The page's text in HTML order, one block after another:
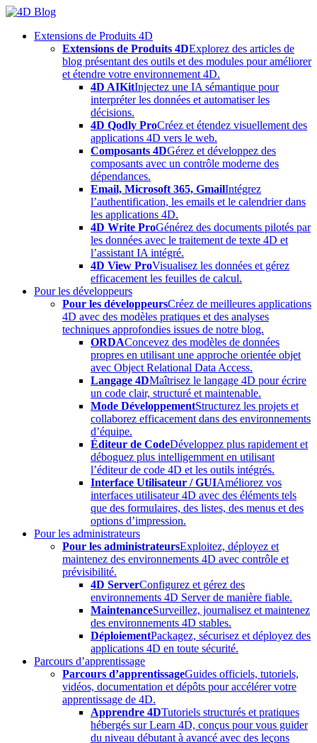
Skip
contentExtensions de Produits 4D
Extensions de Produits 4DExplorez des articles de
blog présentant des outils et des modules pour améliorer
et étendre votre environnement 4D.
4D AIKitInjectez une IA sémantique pour
interpréter les données et automatiser les
décisions.
4D Qodly ProCréez et étendez visuellement des
applications 4D vers le web.
Composants 4DGérez et développez des
composants avec un contrôle moderne des
dépendances.
Email, Microsoft 365, GmailIntégrez
l’authentification, les emails et le calendrier dans
les applications 4D.
4D Write ProGénérez des documents pilotés par
les données avec le traitement de texte 4D et
l’assistant IA intégré.
4D View ProVisualisez les données et gérez
efficacement les feuilles de calcul.
Pour les développeurs
Pour les développeursCréez de meilleures applications
4D avec des modèles pratiques et des analyses
techniques approfondies issues de notre blog.
ORDAConcevez des modèles de données
propres en utilisant une approche orientée objet
avec Object Relational Data Access.
Langage 4DMaîtrisez le langage 4D pour écrire
un code clair, structuré et maintenable.
Mode DéveloppementStructurez les projets et
collaborez efficacement dans des environnements
d’équipe.
Éditeur de CodeDéveloppez plus rapidement et
déboguez plus intelligemment en utilisant
l’éditeur de code 4D et les outils intégrés.
Interface Utilisateur / GUIAméliorez vos
interfaces utilisateur 4D avec des éléments tels
que des formulaires, des listes, des menus et des
options d’impression.
Pour les administrateurs
Pour les administrateursExploitez, déployez et
maintenez des environnements 4D avec contrôle et
prévisibilité.
4D ServerConfigurez et gérez des
environnements 4D Server de manière fiable.
MaintenanceSurveillez, journalisez et maintenez
des environnements 4D stables.
DéploiementPackagez, sécurisez et déployez des
applications 4D en toute sécurité.
Parcours d’apprentissage
Parcours d’apprentissageGuides officiels, tutoriels,
vidéos, documentation et dépôts pour accélérer votre
apprentissage de 4D.
Apprendre 4DTutoriels structurés et pratiques
hébergés sur Learn 4D, conçus pour vous guider
du niveau débutant à avancé avec des leçons